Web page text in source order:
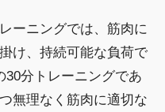
ーニングでは、筋肉に
け、持続可能な負荷で
30分トレーニングであ
無理なく筋肉に適切な